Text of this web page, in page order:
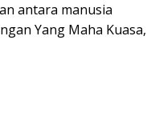
antara manusia
Yang Maha Kuasa,